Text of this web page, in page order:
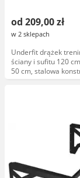
od 209,00 zł
w 2 sklepach
Underfit drążek
ściany i sufitu 120
50 cm, stalowa
regulowana